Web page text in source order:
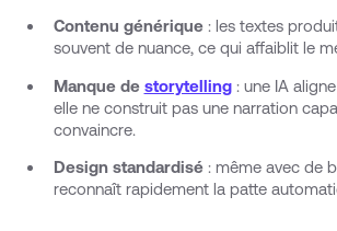
Contenu générique: les textes
souvent de nuance, ce qui affaiblit le
Manque de storytelling: une IA
elle ne construit pas une narration
convaincre.
Design standardisé: même avec de
reconnaît rapidement la patte